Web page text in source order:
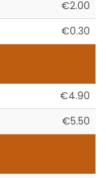
€2.00
€0.30
€4.90
€5.50